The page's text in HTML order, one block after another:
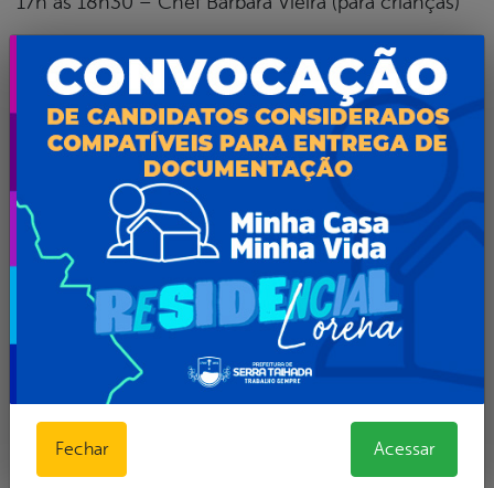
19h às 20h – Chef Ana Karinina
20h30 à 21h30 – Chef Katia Barbosa
22 de Novembro (terça-feira)
Curso de garçom (30 vagas)
Das 8h às 12h e das 14h às 18h
Endereço: Restaurante Catulé – Av. João Kehrle –
Ipsep, Serra Talhada – PE, 56912-070
Inscrições: https://forms.gle/8tMoFtiNrePdchSp8
Fechar Acessar